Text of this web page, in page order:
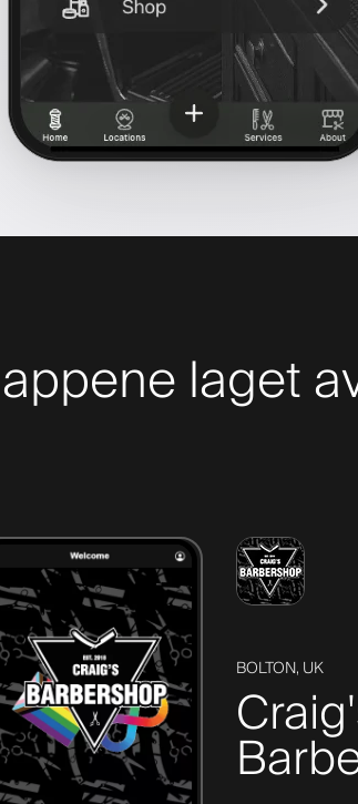
laget
BOLTON, UK